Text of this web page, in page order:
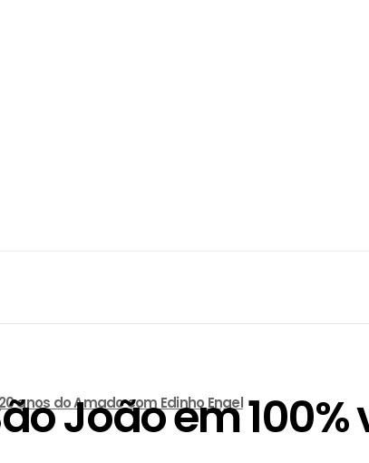
anos do Amado com Edinho Engel
João em 100%